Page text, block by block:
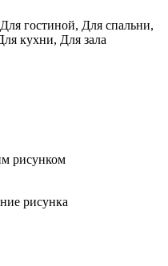
гостиной, Для спальни,
кухни, Для зала
рисунком
рисунка